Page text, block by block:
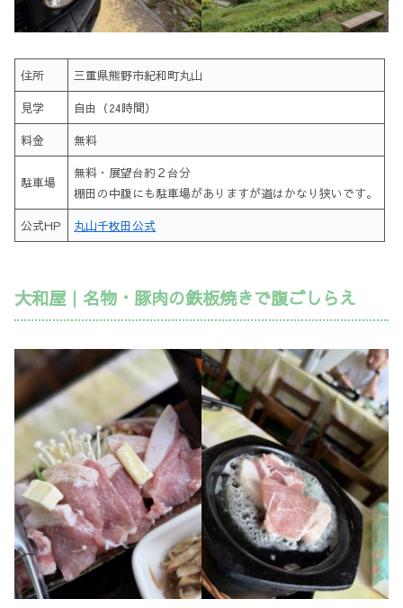
住所 三重県熊野市紀和町丸山
見学 自由（24時間）
料金 無料
駐車場
無料・展望台約２台分
棚田の中腹にも駐車場がありますが道はかなり狭いです。
公式HP 丸山千枚田公式
大和屋｜名物・豚肉の鉄板焼きで腹ごしらえ